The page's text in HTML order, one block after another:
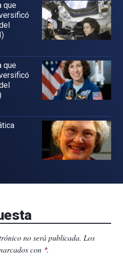
que
que
no será publicada. Los
con *.